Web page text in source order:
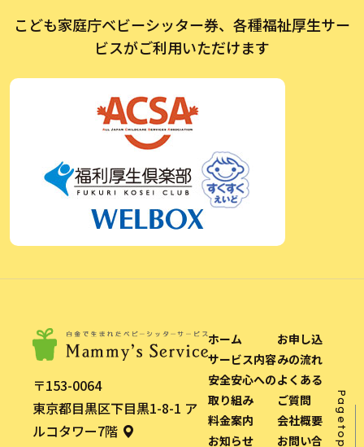
こども家庭庁ベビーシッター券、各種福祉厚生サー
ビスがご利用いただけます
〒153-0064
東京都目黒区下目黒1-8-1 ア
ルコタワー7階
ホーム
サービス内容
安全安心への
取り組み
料金案内
お知らせ
お申し込
みの流れ
よくある
ご質問
会社概要
お問い合
Pagetop